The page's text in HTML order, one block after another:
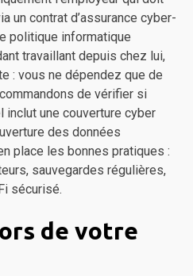
un contrat d’assurance cyber-
politique informatique
travaillant depuis chez lui,
: vous ne dépendez que de
de vérifier si
une couverture cyber
des données
place les bonnes pratiques :
sauvegardes régulières,
sécurisé.
de votre